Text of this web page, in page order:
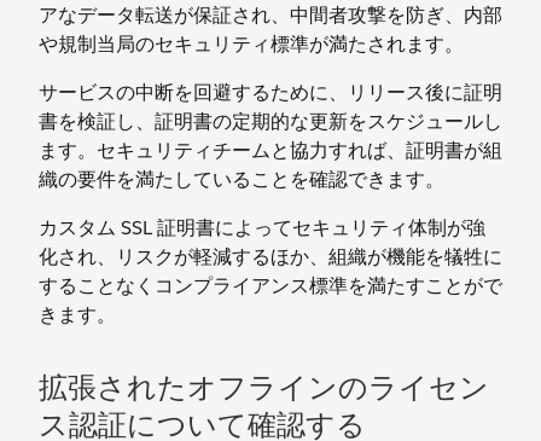
アなデータ転送が保証され、中間者攻撃を防ぎ、内部
や規制当局のセキュリティ標準が満たされます。
サービスの中断を回避するために、リリース後に証明
書を検証し、証明書の定期的な更新をスケジュールし
ます。セキュリティチームと協力すれば、証明書が組
織の要件を満たしていることを確認できます。
カスタム SSL 証明書によってセキュリティ体制が強
化され、リスクが軽減するほか、組織が機能を犠牲に
することなくコンプライアンス標準を満たすことがで
きます。
拡張されたオフラインのライセン
ス認証について確認する